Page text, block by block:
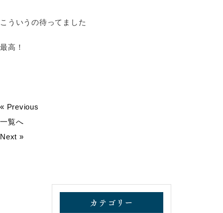
こういうの待ってました
最高！
« Previous
一覧へ
Next »
カテゴリー